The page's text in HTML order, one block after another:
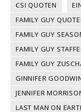
CSI QUOTEN
FAMILY GUY
FAMILY GUY
FAMILY GUY
FAMILY GUY
GINNIFER
JENNIFER
LAST MAN ON